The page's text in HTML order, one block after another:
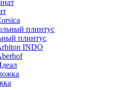
плинтус
INDO